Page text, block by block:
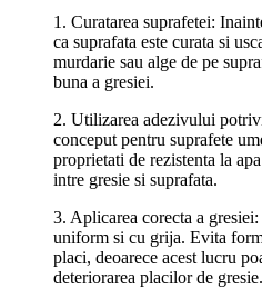
1. Curatarea suprafetei:
ca suprafata este curata si
murdarie sau alge de pe
buna a gresiei.
2. Utilizarea adezivului
conceput pentru suprafete
proprietati de rezistenta la
intre gresie si suprafata.
3. Aplicarea corecta a
uniform si cu grija. Evita
placi, deoarece acest lucru
deteriorarea placilor de gresie.